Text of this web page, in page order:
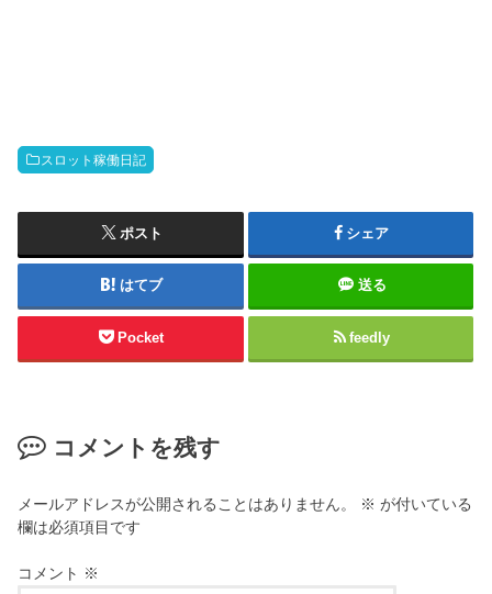
スロット稼働日記
ポスト シェア
はてブ 送る
Pocket feedly
コメントを残す
メールアドレスが公開されることはありません。 ※ が付いている
欄は必須項目です
コメント ※